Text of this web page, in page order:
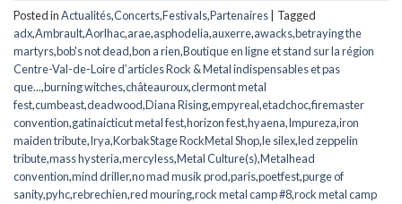
Posted inActualités,Concerts,Festivals,Partenaires
Tagged
adx,Ambrault,Aorlhac,arae,asphodelia,auxerre,awacks,betraying the
martyrs,bob's not dead,bon a rien,Boutique en ligne et stand sur la région
Centre-Val-de-Loire d’articles Rock & Metal indispensables et pas
que...,burning witches,châteauroux,clermont metal
fest,cumbeast,deadwood,Diana Rising,empyreal,etadchoc,firemaster
convention,gatinaicticut metal fest,horizon fest,hyaena,Impureza,iron
maiden tribute,Irya,KorbakStage RockMetal Shop,le silex,led zeppelin
tribute,mass hysteria,mercyless,Metal Culture(s),Metalhead
convention,mind driller,no mad musik prod,paris,poetfest,purge of
sanity,pyhc,rebrechien,red mouring,rock metal camp #8,rock metal camp